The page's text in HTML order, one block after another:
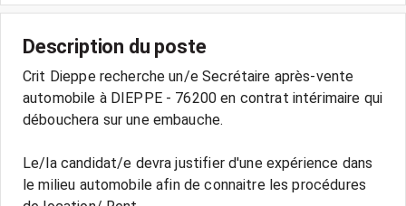
Description du poste
Crit Dieppe recherche un/e Secrétaire après-vente
automobile à DIEPPE - 76200 en contrat intérimaire qui
débouchera sur une embauche.
Le/la candidat/e devra justifier d'une expérience dans
le milieu automobile afin de connaitre les procédures